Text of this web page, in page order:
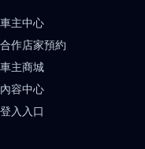
車主中心
合作店家預約
車主商城
內容中心
登入入口